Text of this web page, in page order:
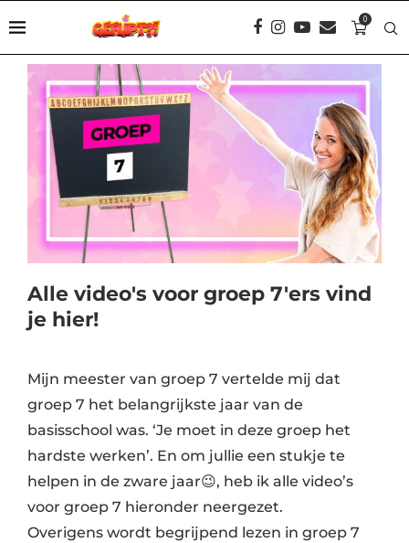
0
Alle video's voor groep 7'ers vind
je hier!
Mijn meester van groep 7 vertelde mij dat
groep 7 het belangrijkste jaar van de
basisschool was. ‘Je moet in deze groep het
hardste werken’. En om jullie een stukje te
helpen in de zware jaar😉, heb ik alle video’s
voor groep 7 hieronder neergezet.
Overigens wordt begrijpend lezen in groep 7